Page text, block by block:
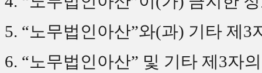
5. “노무법인아산”와(과) 기타 제
6. “노무법인아산” 및 기타 제3자